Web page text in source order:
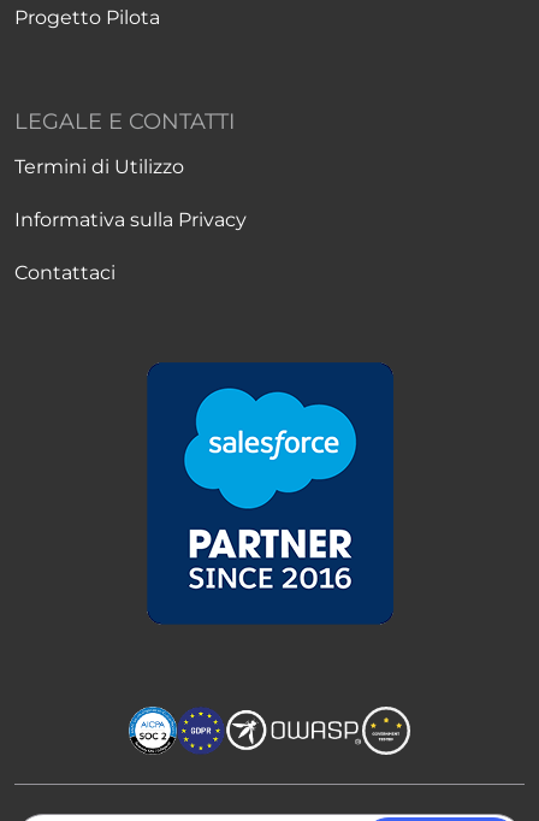
Progetto Pilota
LEGALE E CONTATTI
Termini di Utilizzo
Informativa sulla Privacy
Contattaci